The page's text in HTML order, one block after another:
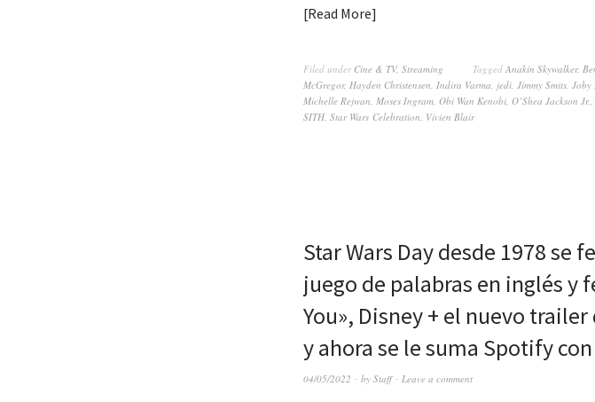
Read More
Filed under Cine & TV, Streaming Tagged Anakin Skywalker,
McGregor, Hayden Christensen Indira Varma jedi Jimmy Smits Joby
Michelle Rejwan Moses Ingram Obi Wan Kenobi O’Shea Jackson Jr.
SITH Star Wars Celebration Vivien Blair
Star Wars Day desde 1978 se
juego de palabras en inglés y
You», Disney + el nuevo
y ahora se le suma Spotify
04/05/2022 by Staff Leave a comment